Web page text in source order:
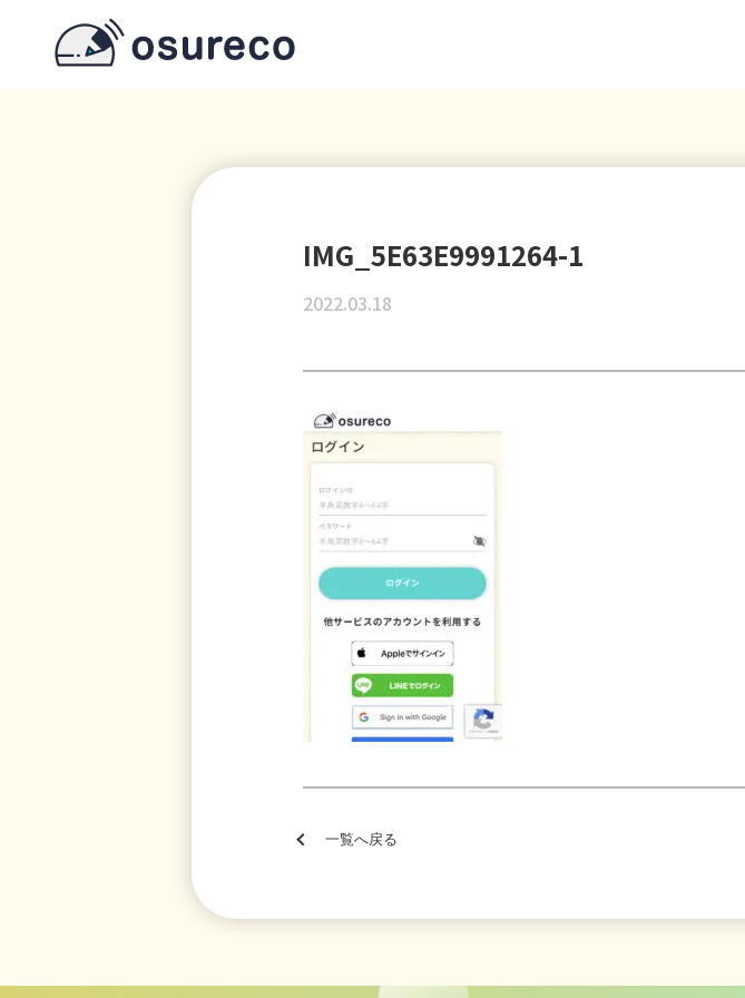
IMG_5E63E9991264-1
2022.03.18
一覧へ戻る